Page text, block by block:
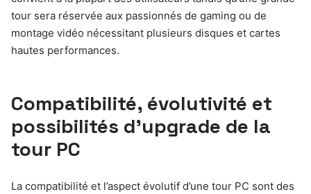
tour sera réservée aux passionnés de gaming ou de
montage vidéo nécessitant plusieurs disques et cartes
hautes performances.
Compatibilité, évolutivité et
possibilités d’upgrade de la
tour PC
La compatibilité et l’aspect évolutif d’une tour PC sont des